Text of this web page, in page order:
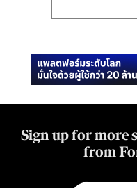
Sign up for more
from